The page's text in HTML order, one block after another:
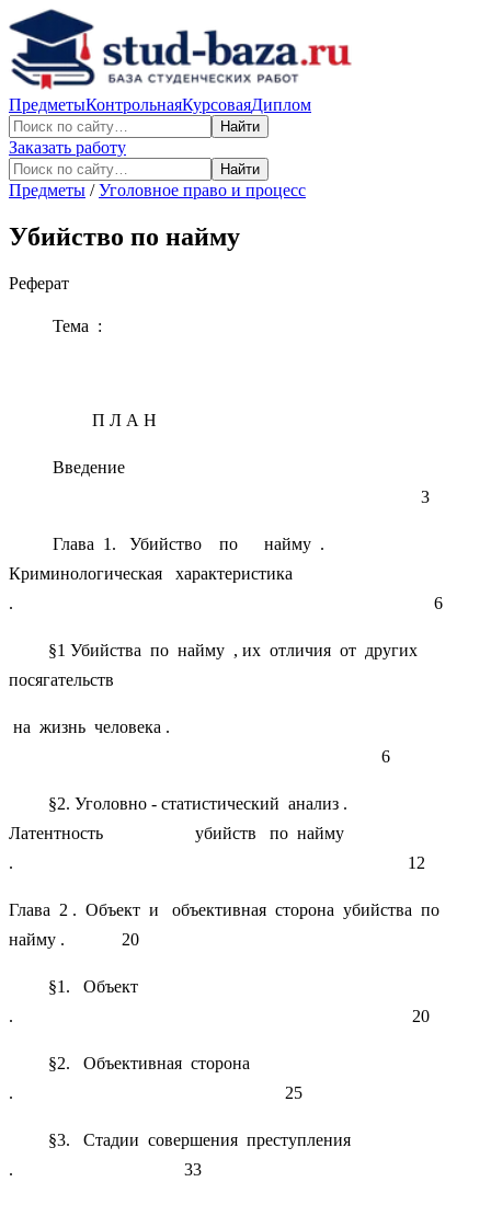
ПредметыКонтрольнаяКурсоваяДиплом
Найти
Заказать работу
Найти
Предметы /Уголовное право и процесс
Убийство по найму
Реферат
Тема :
П Л А Н
Введение
3
Глава 1. Убийство по найму .
Криминологическая характеристика
. 6
§1 Убийства по найму , их отличия от других
посягательств
на жизнь человека .
6
§2. Уголовно - статистический анализ .
Латентность убийств по найму
. 12
Глава 2 . Объект и объективная сторона убийства по
найму . 20
§1. Объект
. 20
§2. Объективная сторона
. 25
§3. Стадии совершения преступления
. 33